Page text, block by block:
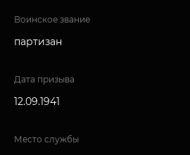
Воинское звание
партизан
Дата призыва
12.09.1941
Место службы